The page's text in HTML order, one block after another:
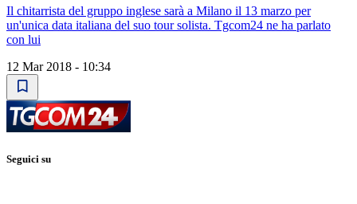
Il chitarrista del gruppo inglese sarà a Milano il 13 marzo per
un'unica data italiana del suo tour solista. Tgcom24 ne ha parlato
con lui
12 Mar 2018 - 10:34
Seguici su